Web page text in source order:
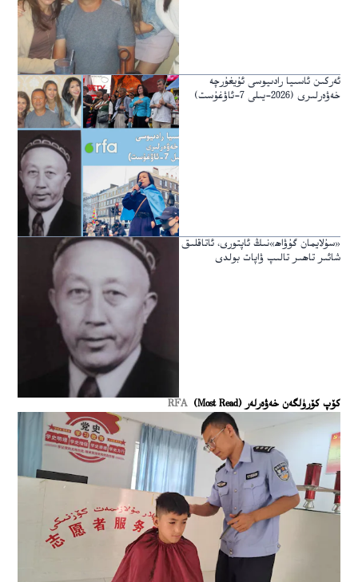
ئەركىن ئاسىيا رادىيوسى ئۇيغۇرچە
خەۋەرلىرى (2026-يىلى 7-ئاۋغۇست)
«سۇلايمان گۇۋاھ»نىڭ ئاپتورى، ئاتاقلىق
شائىر تاھىر تالىپ ۋاپات بولدى
كۆپ كۆرۈلگەن خەۋەرلەر (Most Read) RFA